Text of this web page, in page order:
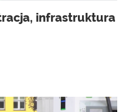
infrastruktura